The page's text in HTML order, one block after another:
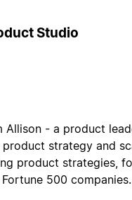
Studio
Allison - a product
strategy and
product strategies,
500